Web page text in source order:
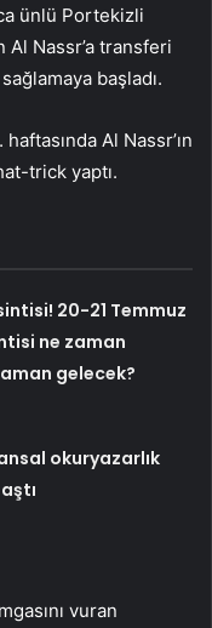
ünlü Portekizli
Al Nassr’a transferi
başladı.
Al Nassr’ın
trick yaptı.
20-21 Temmuz
ne zaman
gelecek?
okuryazarlık
vuran